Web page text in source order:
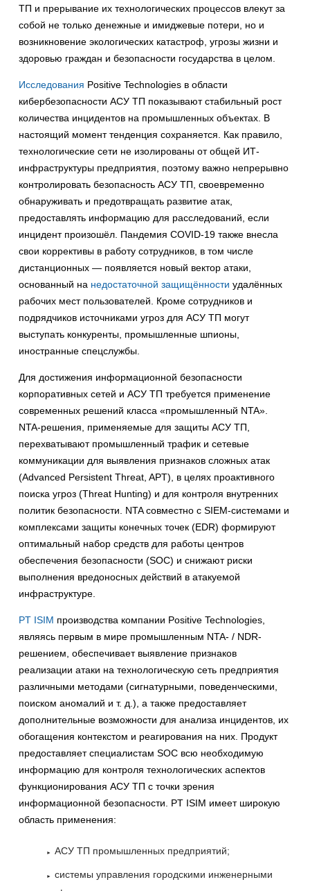
ТП и прерывание их технологических процессов влекут за
собой не только денежные и имиджевые потери, но и
возникновение экологических катастроф, угрозы жизни и
здоровью граждан и безопасности государства в целом.
Исследования Positive Technologies в области
кибербезопасности АСУ ТП показывают стабильный рост
количества инцидентов на промышленных объектах. В
настоящий момент тенденция сохраняется. Как правило,
технологические сети не изолированы от общей ИТ-
инфраструктуры предприятия, поэтому важно непрерывно
контролировать безопасность АСУ ТП, своевременно
обнаруживать и предотвращать развитие атак,
предоставлять информацию для расследований, если
инцидент произошёл. Пандемия COVID-19 также внесла
свои коррективы в работу сотрудников, в том числе
дистанционных — появляется новый вектор атаки,
основанный на недостаточной защищённости удалённых
рабочих мест пользователей. Кроме сотрудников и
подрядчиков источниками угроз для АСУ ТП могут
выступать конкуренты, промышленные шпионы,
иностранные спецслужбы.
Для достижения информационной безопасности
корпоративных сетей и АСУ ТП требуется применение
современных решений класса «промышленный NTA».
NTA-решения, применяемые для защиты АСУ ТП,
перехватывают промышленный трафик и сетевые
коммуникации для выявления признаков сложных атак
(Advanced Persistent Threat, APT), в целях проактивного
поиска угроз (Threat Hunting) и для контроля внутренних
политик безопасности. NTA совместно с SIEM-системами и
комплексами защиты конечных точек (EDR) формируют
оптимальный набор средств для работы центров
обеспечения безопасности (SOC) и снижают риски
выполнения вредоносных действий в атакуемой
инфраструктуре.
PT ISIM производства компании Positive Technologies,
являясь первым в мире промышленным NTA- / NDR-
решением, обеспечивает выявление признаков
реализации атаки на технологическую сеть предприятия
различными методами (сигнатурными, поведенческими,
поиском аномалий и т. д.), а также предоставляет
дополнительные возможности для анализа инцидентов, их
обогащения контекстом и реагирования на них. Продукт
предоставляет специалистам SOC всю необходимую
информацию для контроля технологических аспектов
функционирования АСУ ТП с точки зрения
информационной безопасности. PT ISIM имеет широкую
область применения:
АСУ ТП промышленных предприятий;
системы управления городскими инженерными